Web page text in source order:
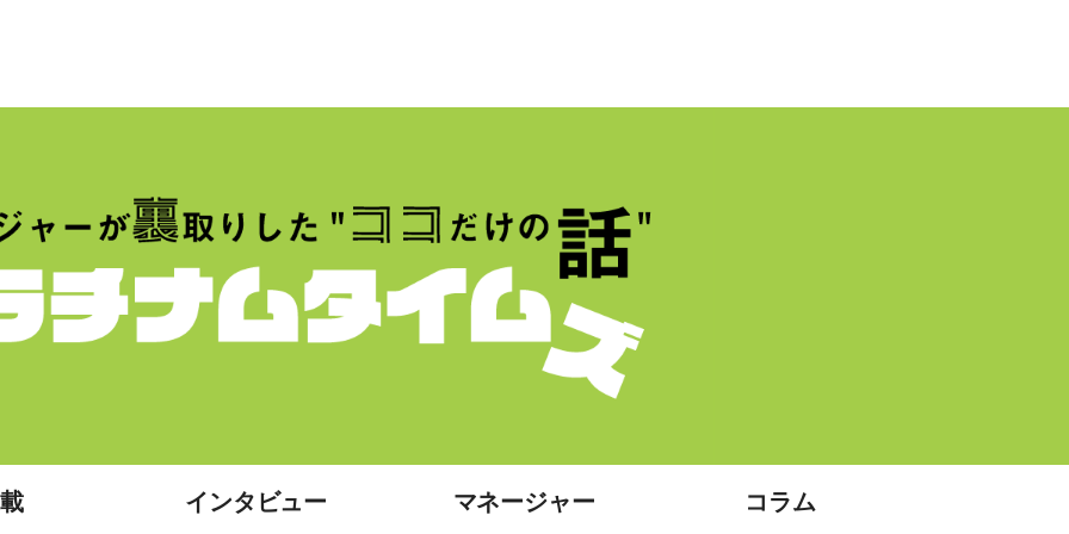
インタビュー マネージャー コラム